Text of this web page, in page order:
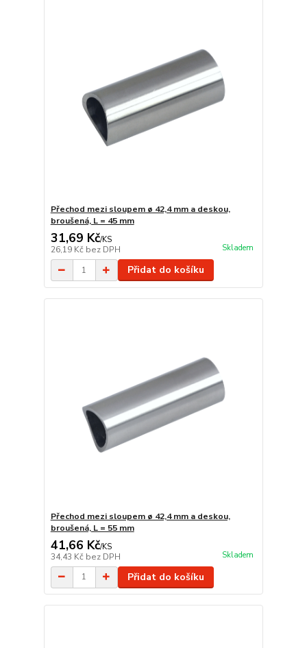
Přechod mezi sloupem ø 42,4 mm a deskou,
broušená, L = 45 mm
31,69 Kč/KS
26,19 Kč bez DPH Skladem
Přidat do košíku
Přechod mezi sloupem ø 42,4 mm a deskou,
broušená, L = 55 mm
41,66 Kč/KS
34,43 Kč bez DPH Skladem
Přidat do košíku